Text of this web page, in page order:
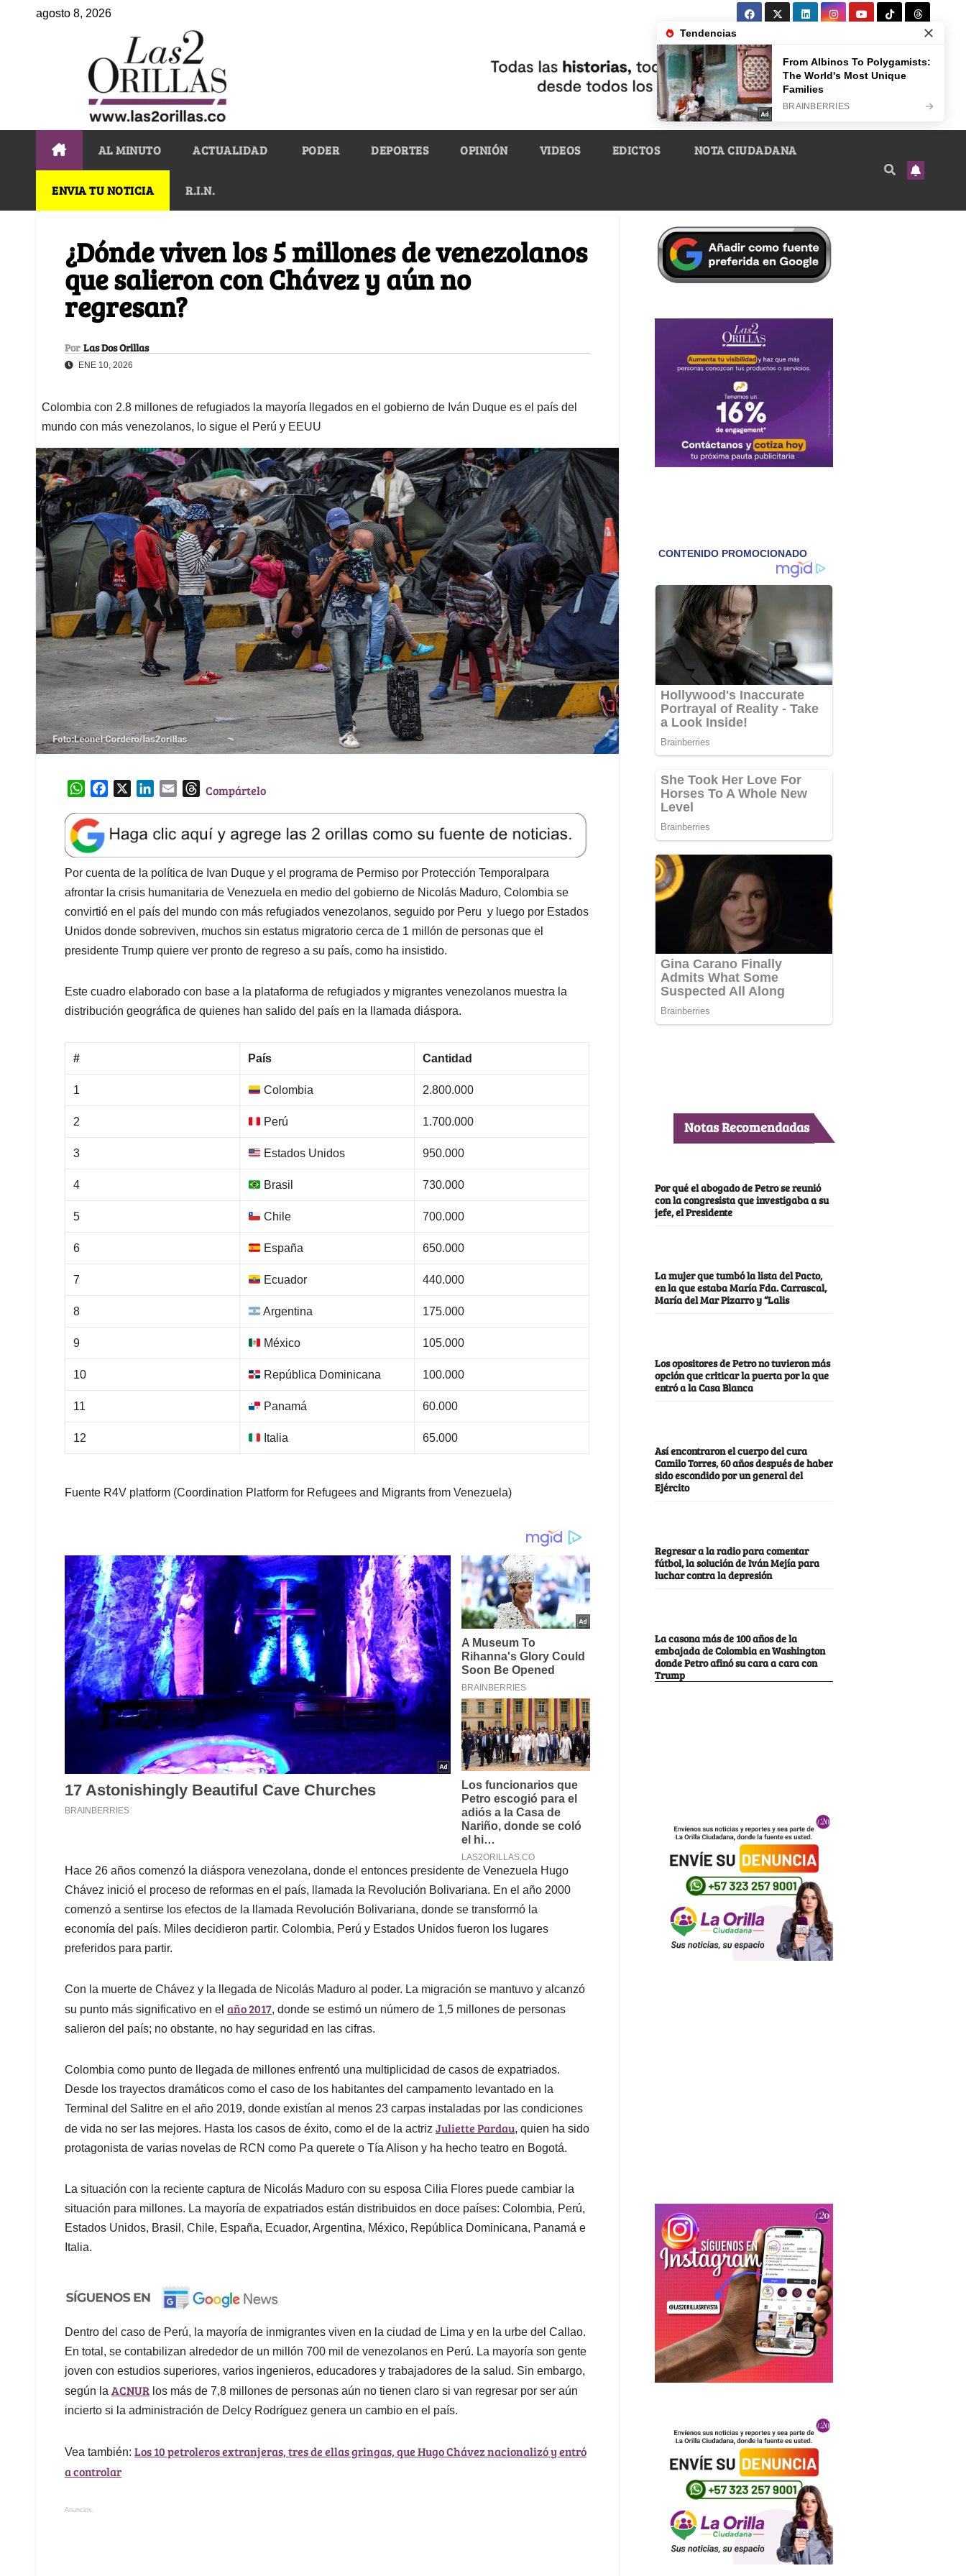
agosto 8, 2026
AL MINUTO ACTUALIDAD PODER DEPORTES OPINIÓN VIDEOS EDICTOS NOTA CIUDADANA
ENVIA TU NOTICIA R.I.N.
¿Dónde viven los 5 millones de venezolanos
que salieron con Chávez y aún no
regresan?
Por Las Dos Orillas
ENE 10, 2026
Colombia con 2.8 millones de refugiados la mayoría llegados en el gobierno de Iván Duque es el país del
mundo con más venezolanos, lo sigue el Perú y EEUU
W
a
t
s
A
p
p
e
b
o
o
k
k
e
d
I
n
l
T
e
a
d
s
Compártelo
Por cuenta de la política de Ivan Duque y el programa de Permiso por Protección Temporalpara
afrontar la crisis humanitaria de Venezuela en medio del gobierno de Nicolás Maduro, Colombia se
convirtió en el país del mundo con más refugiados venezolanos, seguido por Peru y luego por Estados
Unidos donde sobreviven, muchos sin estatus migratorio cerca de 1 millón de personas que el
presidente Trump quiere ver pronto de regreso a su país, como ha insistido.
Este cuadro elaborado con base a la plataforma de refugiados y migrantes venezolanos muestra la
distribución geográfica de quienes han salido del país en la llamada diáspora.
# País Cantidad
1 Colombia 2.800.000
2 Perú 1.700.000
3 Estados Unidos 950.000
4 Brasil 730.000
5 Chile 700.000
6 España 650.000
7 Ecuador 440.000
8 Argentina 175.000
9 México 105.000
10 República Dominicana 100.000
11 Panamá 60.000
12 Italia 65.000
Fuente R4V platform (Coordination Platform for Refugees and Migrants from Venezuela)
Hace 26 años comenzó la diáspora venezolana, donde el entonces presidente de Venezuela Hugo
Chávez inició el proceso de reformas en el país, llamada la Revolución Bolivariana. En el año 2000
comenzó a sentirse los efectos de la llamada Revolución Bolivariana, donde se transformó la
economía del país. Miles decidieron partir. Colombia, Perú y Estados Unidos fueron los lugares
preferidos para partir.
Con la muerte de Chávez y la llegada de Nicolás Maduro al poder. La migración se mantuvo y alcanzó
su punto más significativo en el año 2017, donde se estimó un número de 1,5 millones de personas
salieron del país; no obstante, no hay seguridad en las cifras.
Colombia como punto de llegada de millones enfrentó una multiplicidad de casos de expatriados.
Desde los trayectos dramáticos como el caso de los habitantes del campamento levantado en la
Terminal del Salitre en el año 2019, donde existían al menos 23 carpas instaladas por las condiciones
de vida no ser las mejores. Hasta los casos de éxito, como el de la actriz Juliette Pardau, quien ha sido
protagonista de varias novelas de RCN como Pa querete o Tía Alison y ha hecho teatro en Bogotá.
La situación con la reciente captura de Nicolás Maduro con su esposa Cilia Flores puede cambiar la
situación para millones. La mayoría de expatriados están distribuidos en doce países: Colombia, Perú,
Estados Unidos, Brasil, Chile, España, Ecuador, Argentina, México, República Dominicana, Panamá e
Italia.
Dentro del caso de Perú, la mayoría de inmigrantes viven en la ciudad de Lima y en la urbe del Callao.
En total, se contabilizan alrededor de un millón 700 mil de venezolanos en Perú. La mayoría son gente
joven con estudios superiores, varios ingenieros, educadores y trabajadores de la salud. Sin embargo,
según la ACNUR los más de 7,8 millones de personas aún no tienen claro si van regresar por ser aún
incierto si la administración de Delcy Rodríguez genera un cambio en el país.
Vea también: Los 10 petroleros extranjeras, tres de ellas gringas, que Hugo Chávez nacionalizó y entró
a controlar
Anuncios.
Notas Recomendadas
Por qué el abogado de Petro se reunió
con la congresista que investigaba a su
jefe, el Presidente
La mujer que tumbó la lista del Pacto,
en la que estaba María Fda. Carrascal,
María del Mar Pizarro y “Lalis
Los opositores de Petro no tuvieron más
opción que criticar la puerta por la que
entró a la Casa Blanca
Así encontraron el cuerpo del cura
Camilo Torres, 60 años después de haber
sido escondido por un general del
Ejército
Regresar a la radio para comentar
fútbol, la solución de Iván Mejía para
luchar contra la depresión
La casona más de 100 años de la
embajada de Colombia en Washington
donde Petro afinó su cara a cara con
Trump